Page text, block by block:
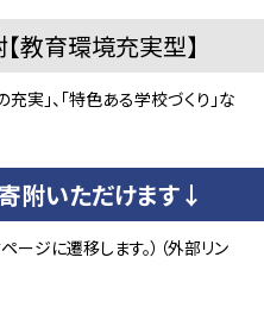
教育環境充実型】
実」、「特色ある学校づくり」な
附いただけます↓
ージに遷移します。）（外部リン